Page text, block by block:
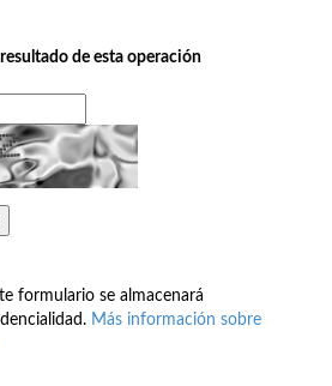
de esta operación
formulario se almacenará
Más información sobre